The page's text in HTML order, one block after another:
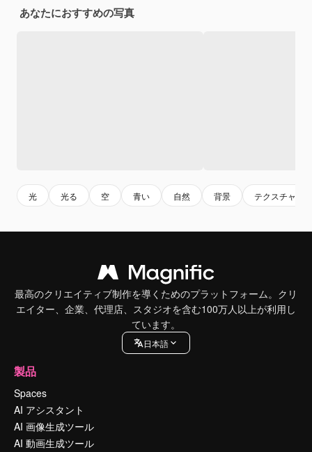
あなたにおすすめの写真
光 光る 空 青い 自然 背景 テクスチャー
最高のクリエイティブ制作を導くためのプラットフォーム。クリ
エイター、企業、代理店、スタジオを含む100万人以上が利用し
ています。
日本語
製品
Spaces
AI アシスタント
AI 画像生成ツール
AI 動画生成ツール